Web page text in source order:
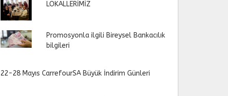
LOKALLERİMİZ
Promosyonla ilgili Bireysel Bankacılık
bilgileri
22-28 Mayıs CarrefourSA Büyük İndirim Günleri